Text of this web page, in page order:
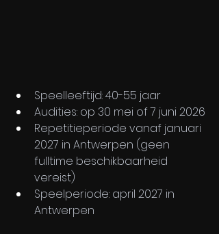
Speelleeftijd: 40-55 jaar
Audities: op 30 mei of 7 juni 2026
Repetitieperiode vanaf januari
2027 in Antwerpen (geen
fulltime beschikbaarheid
vereist)
Speelperiode: april 2027 in
Antwerpen